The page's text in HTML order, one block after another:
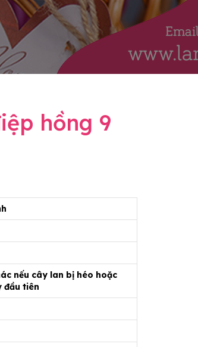
hồng 9
nếu cây lan bị héo hoặc
đầu tiên